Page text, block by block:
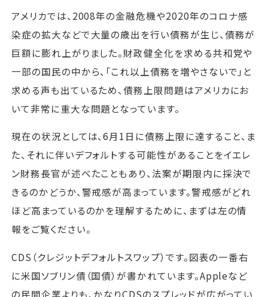
アメリカでは、2008年の金融危機や2020年のコロナ感
染症の拡大などで大量の歳出を行い債務が生じ、債務が
巨額に膨れ上がりました。財政健全化を求める共和党や
一部の国民の中から、「これ以上債務を増やさないで」と
求める声も出ているため、債務上限問題はアメリカにお
いて非常に重大な問題となっています。
現在の状況としては、6月1日に債務上限に達すること、ま
た、それに伴いデフォルトする可能性があることをイエレ
ン財務長官が述べたこともあり、法案が期限内に採決で
きるのかどうか、警戒感が高まっています。警戒感がどれ
ほど高まっているのかを理解するために、まずは左の情
報をご覧ください。
CDS（クレジットデフォルトスワップ）です。図表の一番右
に米国ソブリン債（国債）が書かれています。Appleなど
の民間企業よりも、かなりCDSのスプレッドが広がってい